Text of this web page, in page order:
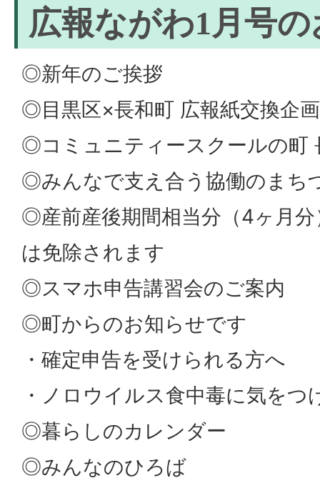
広報ながわ1月号
◎新年のご挨拶
◎目黒区×長和町 広報紙交換企画
◎コミュニティースクールの町
◎みんなで支え合う協働のまち
◎産前産後期間相当分（4ヶ月
は免除されます
◎スマホ申告講習会のご案内
◎町からのお知らせです
・確定申告を受けられる方へ
・ノロウイルス食中毒に気をつ
◎暮らしのカレンダー
◎みんなのひろば